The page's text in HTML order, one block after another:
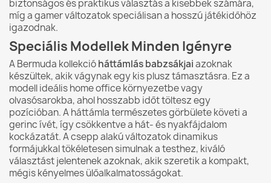
biztonságos és praktikus választás a kisebbek számára,
míg a gamer változatok speciálisan a hosszú játékidőhöz
igazodnak.
Speciális Modellek Minden Igényre
A Bermuda kollekcióháttámlás babzsákjaiazoknak
készültek, akik vágynak egy kis plusz támasztásra. Ez a
modell ideális home office környezetbe vagy
olvasósarokba, ahol hosszabb időt töltesz egy
pozícióban. A háttámla természetes görbülete követi a
gerinc ívét, így csökkentve a hát- és nyakfájdalom
kockázatát. A csepp alakú változatok dinamikus
formájukkal tökéletesen simulnak a testhez, kiváló
választást jelentenek azoknak, akik szeretik a kompakt,
mégis kényelmes ülőalkalmatosságokat.